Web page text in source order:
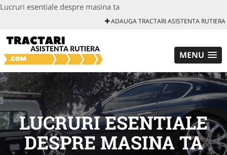
Lucruri esentiale despre masina ta
ADAUGA TRACTARI ASISTENTA RUTIERA
MENU
LUCRURI ESENTIALE
DESPRE MASINA TA